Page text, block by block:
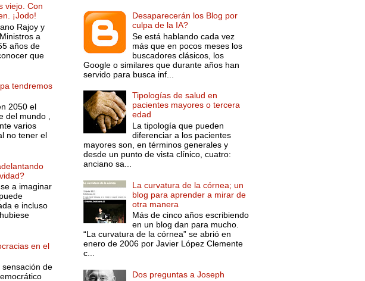
viejo. Con
¡Jodo!
Rajoy y
a
años de
que
tendremos
2050 el
del mundo ,
varios
no tener el
a imaginar
e incluso
en el
sensación de
Desaparecerán los Blog por
culpa de la IA?
Se está hablando cada vez
más que en pocos meses los
buscadores clásicos, los
Google o similares que durante años han
servido para busca inf...
Tipologías de salud en
pacientes mayores o tercera
edad
La tipología que pueden
diferenciar a los pacientes
mayores son, en términos generales y
desde un punto de vista clínico, cuatro:
anciano sa...
La curvatura de la córnea; un
blog para aprender a mirar de
otra manera
Más de cinco años escribiendo
en un blog dan para mucho.
“La curvatura de la córnea” se abrió en
enero de 2006 por Javier López Clemente
c...
Dos preguntas a Joseph